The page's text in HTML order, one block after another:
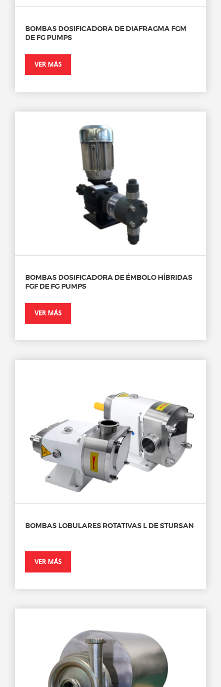
BOMBAS DOSIFICADORA DE DIAFRAGMA FGM
DE FG PUMPS
VER MÁS
BOMBAS DOSIFICADORA DE ÉMBOLO HÍBRIDAS
FGF DE FG PUMPS
VER MÁS
BOMBAS LOBULARES ROTATIVAS L DE STURSAN
VER MÁS